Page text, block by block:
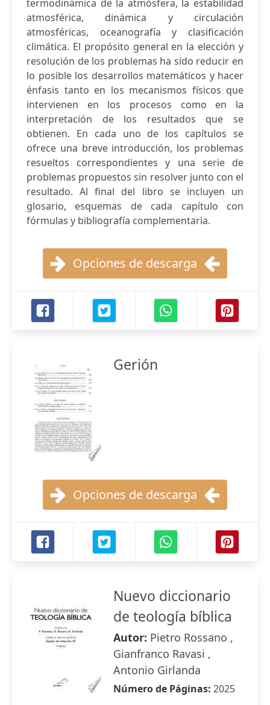
termodinámica de la atmósfera, la estabilidad
atmosférica, dinámica y circulación
atmosféricas, oceanografía y clasificación
climática. El propósito general en la elección y
resolución de los problemas ha sido reducir en
lo posible los desarrollos matemáticos y hacer
énfasis tanto en los mecanismos físicos que
intervienen en los procesos como en la
interpretación de los resultados que se
obtienen. En cada uno de los capítulos se
ofrece una breve introducción, los problemas
resueltos correspondientes y una serie de
problemas propuestos sin resolver junto con el
resultado. Al final del libro se incluyen un
glosario, esquemas de cada capítulo con
fórmulas y bibliografía complementaria.
Opciones de descarga
Gerión
Opciones de descarga
Nuevo diccionario
de teología bíblica
Autor: Pietro Rossano ,
Gianfranco Ravasi ,
Antonio Girlanda
Número de Páginas: 2025